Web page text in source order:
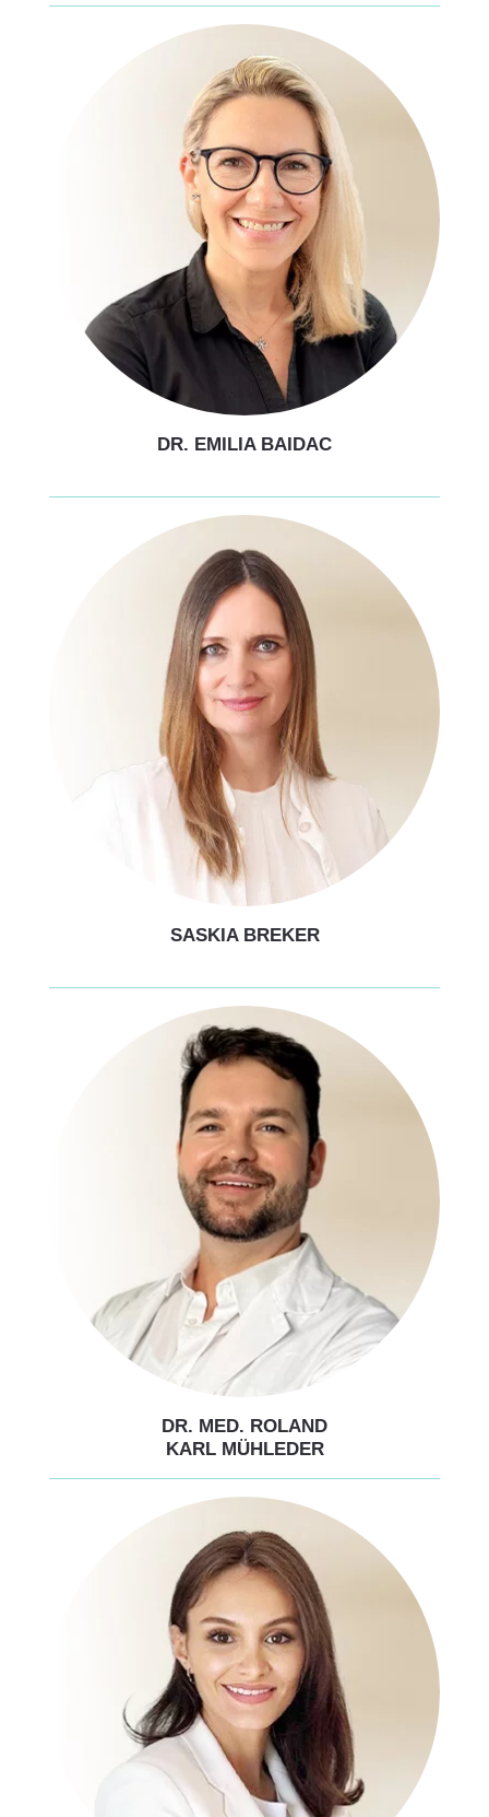
DR. EMILIA BAIDAC
SASKIA BREKER
DR. MED. ROLAND
KARL MÜHLEDER